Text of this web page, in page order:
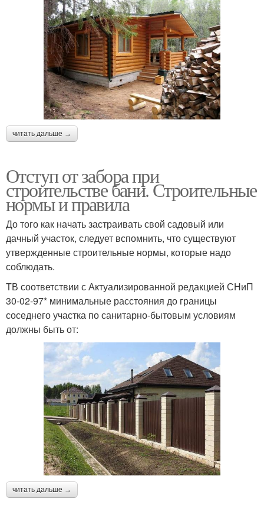
читать дальше →
Отступ от забора при
строительстве бани. Строительные
нормы и правила
До того как начать застраивать свой садовый или
дачный участок, следует вспомнить, что существуют
утвержденные строительные нормы, которые надо
соблюдать.
TВ соответствии с Актуализированной редакцией СНиП
30-02-97* минимальные расстояния до границы
соседнего участка по санитарно-бытовым условиям
должны быть от:
читать дальше →